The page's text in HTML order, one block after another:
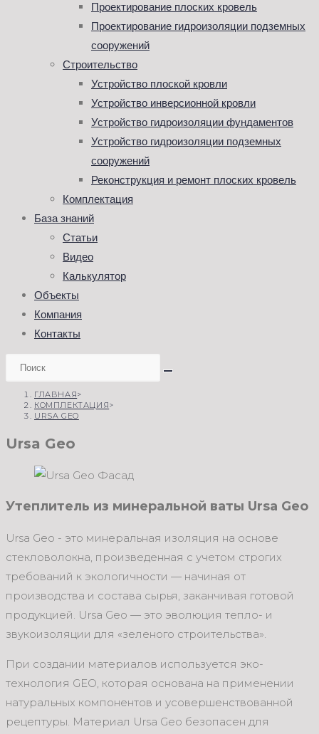
Проектирование плоских кровель
Проектирование гидроизоляции подземных
сооружений
Строительство
Устройство плоской кровли
Устройство инверсионной кровли
Устройство гидроизоляции фундаментов
Устройство гидроизоляции подземных
сооружений
Реконструкция и ремонт плоских кровель
Комплектация
База знаний
Статьи
Видео
Калькулятор
Объекты
Компания
Контакты
ГЛАВНАЯ>
КОМПЛЕКТАЦИЯ>
URSA GEO
Ursa Geo
Утеплитель из минеральной ваты Ursa Geo
Ursa Geo - это минеральная изоляция на основе
стекловолокна, произведенная с учетом строгих
требований к экологичности — начиная от
производства и состава сырья, заканчивая готовой
продукцией. Ursa Geo — это эволюция тепло- и
звукоизоляции для «зеленого строительства».
При создании материалов используется эко-
технология GEO, которая основана на применении
натуральных компонентов и усовершенствованной
рецептуры. Материал Ursa Geo безопасен для